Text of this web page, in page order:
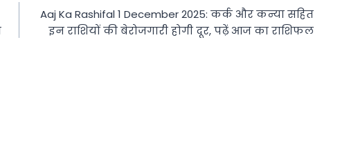
Aaj Ka Rashifal 1 December 2025: कर्क और कन्या सहित
इन राशियों की बेरोजगारी होगी दूर, पढ़ें आज का राशिफल